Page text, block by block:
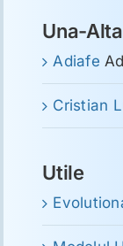
Una-Alta
Adiafe
Cristian
Utile